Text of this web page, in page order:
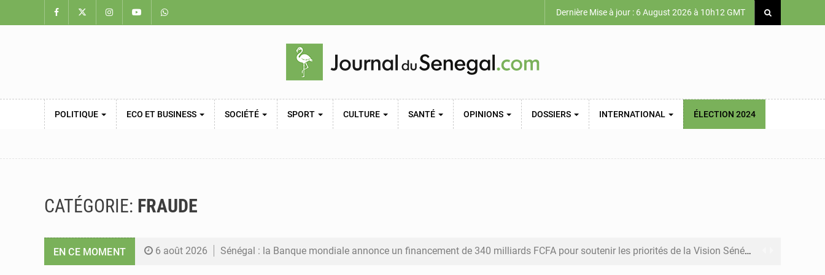
Dernière Mise à jour : 6 August 2026 à 10h12 GMT
POLITIQUE ECO ET BUSINESS SOCIÉTÉ SPORT CULTURE SANTÉ OPINIONS DOSSIERS INTERNATIONAL ÉLECTION 2024
CATÉGORIE: FRAUDE
EN CE MOMENT 6 août 2026 Sénégal : la Banque mondiale annonce un financement de 340 milliards FCFA pour soutenir les priorités de la Vision Sénégal 2050